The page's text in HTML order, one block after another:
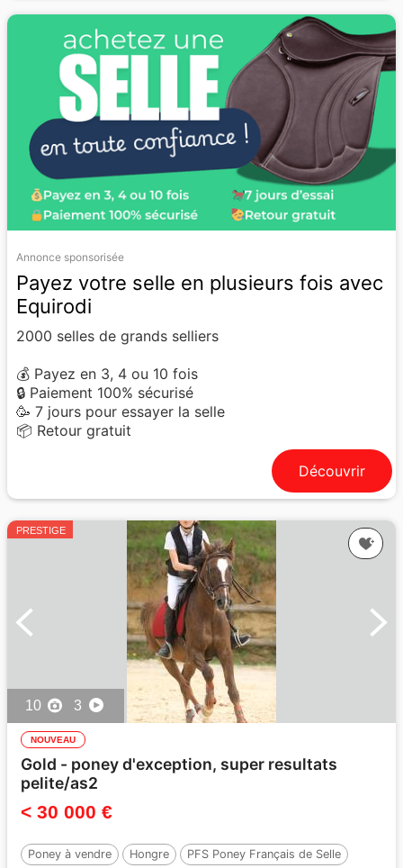
Annonce sponsorisée
Payez votre selle en plusieurs fois avec
Equirodi
2000 selles de grands selliers
💰 Payez en 3, 4 ou 10 fois
🔒 Paiement 100% sécurisé
🥳 7 jours pour essayer la selle
📦 Retour gratuit
Découvrir
PRESTIGE
10 3
NOUVEAU
Gold - poney d'exception, super resultats
pelite/as2
< 30 000 €
Poney à vendre Hongre PFS Poney Français de Selle